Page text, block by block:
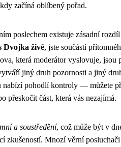
začíná oblíbený pořad.
poslechem existuje zásadní
Dvojka živě, jste součástí
která moderátor vyslovuje, jsou
jiný druh pozornosti a jiný
nabízí pohodlí kontroly — můžete
přeskočit část, která vás nezajímá.
a soustředění, což může být v
zkušeností. Mnozí věrní